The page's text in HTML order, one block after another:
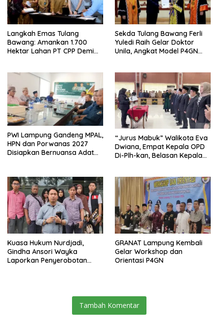
Langkah Emas Tulang
Bawang: Amankan 1.700
Hektar Lahan PT CPP Demi
Sekda Tulang Bawang Ferli
Yuledi Raih Gelar Doktor
Unila, Angkat Model P4GN
PWI Lampung Gandeng MPAL,
HPN dan Porwanas 2027
Disiapkan Bernuansa Adat
“Jurus Mabuk” Walikota Eva
Dwiana, Empat Kepala OPD
Di-Plh-kan, Belasan Kepala
Kuasa Hukum Nurdjadi,
Gindha Ansori Wayka
Laporkan Penyerobotan
GRANAT Lampung Kembali
Gelar Workshop dan
Orientasi P4GN
Tambah Komentar